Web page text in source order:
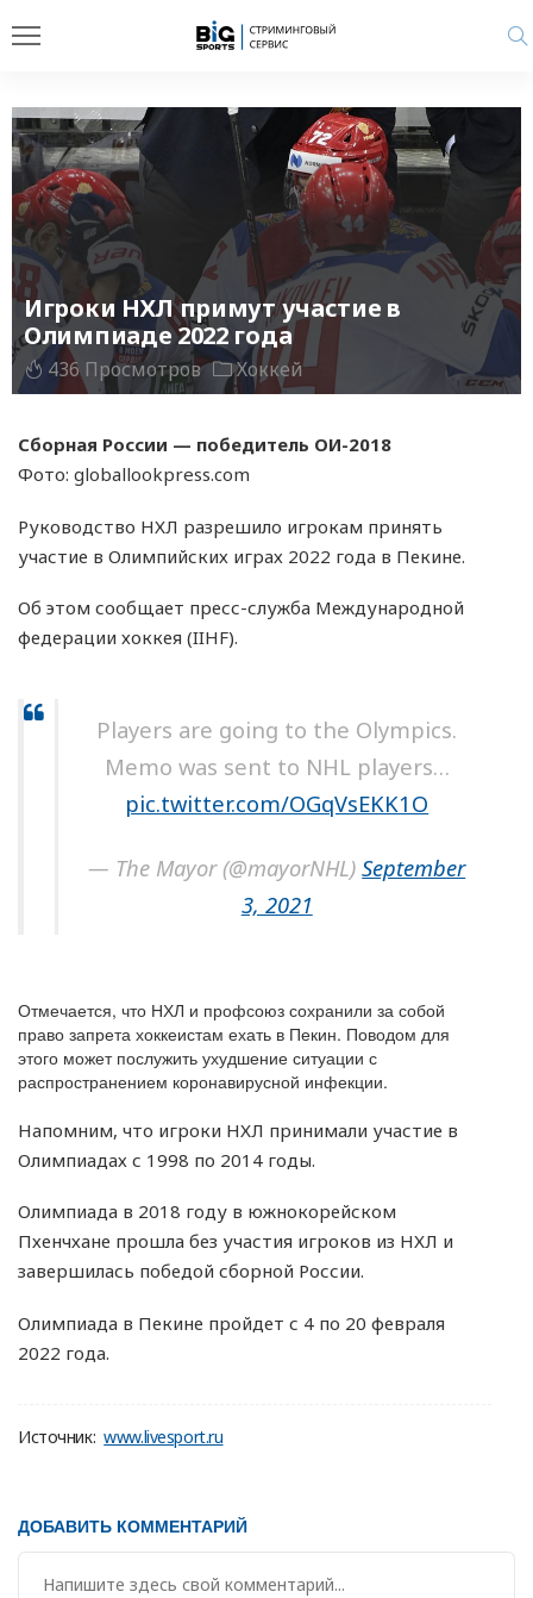
Игроки НХЛ примут участие в
Олимпиаде 2022 года
436 Просмотров Хоккей
Сборная России — победитель ОИ-2018
Фото: globallookpress.com
Руководство НХЛ разрешило игрокам принять
участие в Олимпийских играх 2022 года в Пекине.
Об этом сообщает пресс-служба Международной
федерации хоккея (IIHF).
Players are going to the Olympics.
Memo was sent to NHL players…
pic.twitter.com/OGqVsEKK1O
— The Mayor (@mayorNHL)September
3, 2021
Отмечается, что НХЛ и профсоюз сохранили за собой
право запрета хоккеистам ехать в Пекин. Поводом для
этого может послужить ухудшение ситуации с
распространением коронавирусной инфекции.
Напомним, что игроки НХЛ принимали участие в
Олимпиадах с 1998 по 2014 годы.
Олимпиада в 2018 году в южнокорейском
Пхенчхане прошла без участия игроков из НХЛ и
завершилась победой сборной России.
Олимпиада в Пекине пройдет с 4 по 20 февраля
2022 года.
Источник: www.livesport.ru
ДОБАВИТЬ КОММЕНТАРИЙ